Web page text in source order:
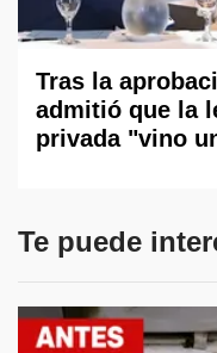
Tras la
admitió que la
privada "vino
Te puede